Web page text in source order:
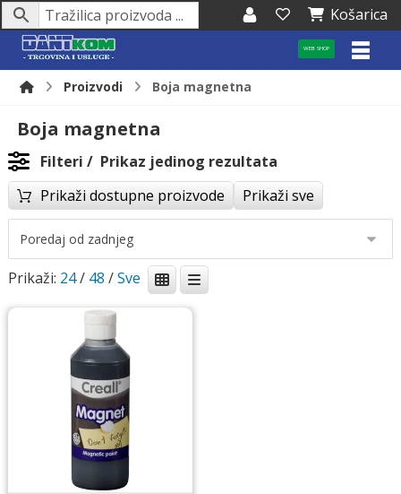
Košarica
WEB SHOP
Proizvodi Boja magnetna
Boja magnetna
Filteri
Prikaz jedinog rezultata
Prikaži dostupne proizvode
Prikaži sve
Prikaži: 24/ 48 /